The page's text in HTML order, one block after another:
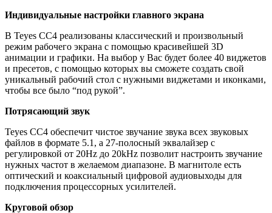
Индивидуальные настройки главного экрана
В Teyes СС4 реализованы классический и произвольный
режим рабочего экрана с помощью красивейшей 3D
анимации и графики. На выбор у Вас будет более 40 виджетов
и пресетов, с помощью которых вы сможете создать свой
уникальный рабочий стол с нужными виджетами и иконками,
чтобы все было “под рукой”.
Потрясающий звук
Teyes CC4 обеспечит чистое звучание звука всех звуковых
файлов в формате 5.1, а 27-полосный эквалайзер с
регулировкой от 20Hz до 20kHz позволит настроить звучание
нужных частот в желаемом диапазоне. В магнитоле есть
оптический и коаксиальный цифровой аудиовыходы для
подключения процессорных усилителей.
Круговой обзор